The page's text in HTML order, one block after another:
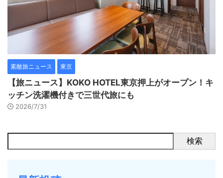
素敵旅ニュース 東京
【旅ニュース】KOKO HOTEL東京押上がオープン！キ
ッチン洗濯機付きで三世代旅にも
2026/7/31
検索